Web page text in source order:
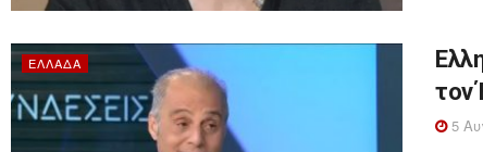
ΕΛΛΆΔΑ
τον
5